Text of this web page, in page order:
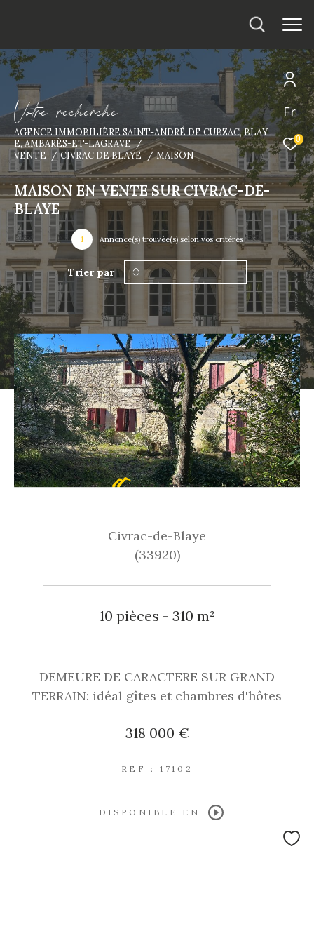
Fr
0
Votre recherche
AGENCE IMMOBILIÈRE SAINT-ANDRÉ DE CUBZAC, BLAY
E, AMBARÈS-ET-LAGRAVE
VENTE
CIVRAC DE BLAYE MAISON
MAISON EN VENTE SUR CIVRAC-DE-
BLAYE
1 Annonce(s) trouvée(s) selon vos critères
Trier par
Civrac-de-Blaye
(33920)
10 pièces - 310 m²
DEMEURE DE CARACTERE SUR GRAND
TERRAIN: idéal gîtes et chambres d'hôtes
318 000 €
REF : 17102
DISPONIBLE EN